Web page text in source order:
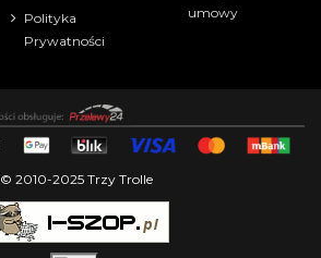
Polityka
Prywatności
umowy
© 2010-2025 Trzy Trolle